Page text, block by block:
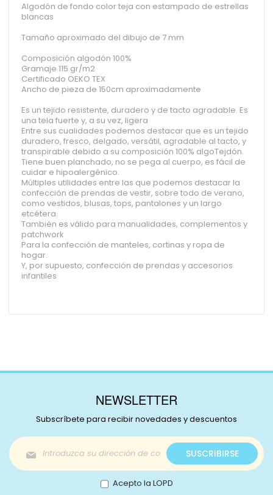
Algodón de fondo color teja con estampado de estrellas
blancas
Tamaño aproximado del dibujo de 7 mm
Composición algodón 100%
Gramaje 115 gr/m2
Certificado OEKO TEX
Ancho de pieza de 150cm aproximadamente
Es un tejido resistente, duradero y de tacto agradable. Es
una tela fuerte y, a su vez, ligera
Entre sus cualidades podemos destacar que es un tejido
duradero, fresco, delgado, versátil, agradable al tacto, y
transpirable debido a su composición 100% algoTejdón.
Tiene buen planchado, no se pega al cuerpo, es fácil de
cuidar e hipoalergénico.
Múltiples utilidades entre las que podemos destacar la
confección de prendas de vestir, sobre todo de verano,
como vestidos, blusas, tops, pantalones y un largo
etcétera.
También es válido para manualidades, complementos y
patchwork
Para la confección de manteles, cortinas y ropa de
hogar.
Y, por supuesto, confección de prendas y accesorios
infantiles
NEWSLETTER
Subscríbete para recibir novedades y descuentos
Inscríbase
a
nuestro
boletín
de
SUSCRIBIRSE
Acepto la LOPD